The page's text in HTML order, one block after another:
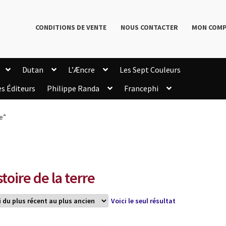
CONDITIONS DE VENTE NOUS CONTACTER MON
Dutan L’Æncre
Les Sept Couleurs
Éditeurs Philippe Randa
Francephi
de la terre
Voici le seul résultat